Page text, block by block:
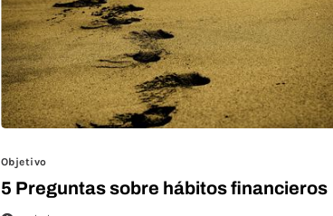
Objetivo
5 Preguntas sobre hábitos financieros